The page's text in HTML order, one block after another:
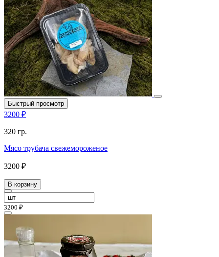
Быстрый просмотр
3200 ₽
320 гр.
Мясо трубача свежемороженое
3200 ₽
В корзину
3200 ₽